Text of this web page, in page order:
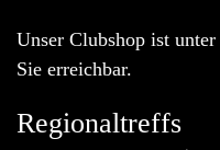
Unser Clubshop ist unter
Sie erreichbar.
Regionaltreffs